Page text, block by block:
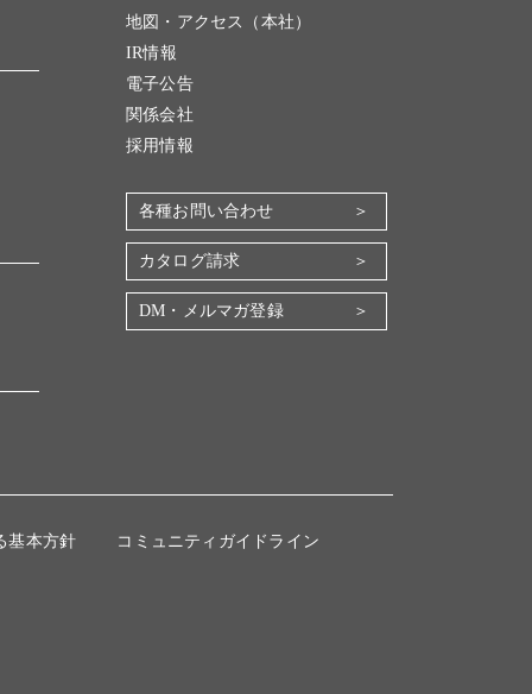
地図・アクセス（本社）
IR情報
電子公告
関係会社
採用情報
各種お問い合わせ
カタログ請求
DM・メルマガ登録
基本方針 コミュニティガイドライン